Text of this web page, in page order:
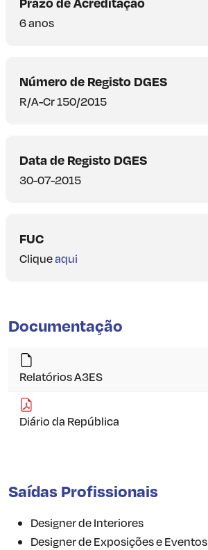
6 anos
Número de Registo DGES
R/A-Cr 150/2015
Data de Registo DGES
30-07-2015
FUC
Cliqueaqui
Documentação
Relatórios A3ES
Diário da República
Saídas Profissionais
Designer de Interiores
Designer de Exposições e Eventos